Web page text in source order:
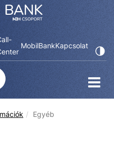
MobilBankKapcsolat
Egyéb